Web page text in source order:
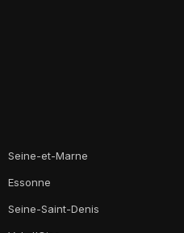
Seine-et-Marne
Essonne
Seine-Saint-Denis